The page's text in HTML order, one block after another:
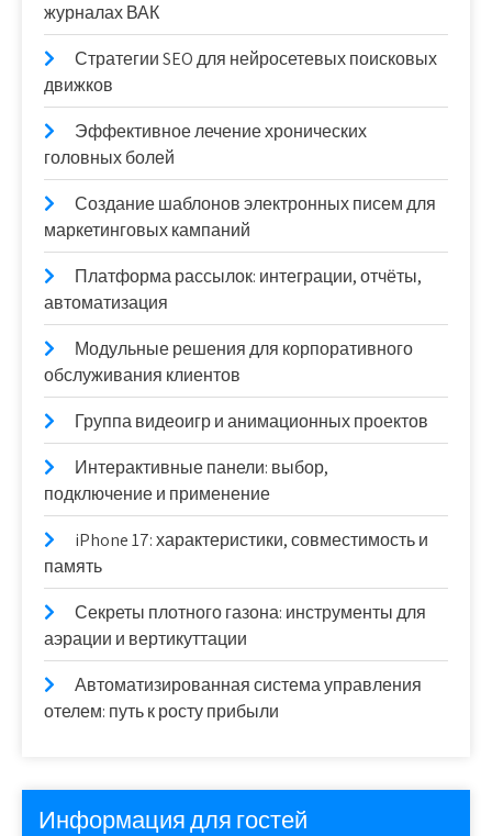
журналах ВАК
Стратегии SEO для нейросетевых поисковых
движков
Эффективное лечение хронических
головных болей
Создание шаблонов электронных писем для
маркетинговых кампаний
Платформа рассылок: интеграции, отчёты,
автоматизация
Модульные решения для корпоративного
обслуживания клиентов
Группа видеоигр и анимационных проектов
Интерактивные панели: выбор,
подключение и применение
iPhone 17: характеристики, совместимость и
память
Секреты плотного газона: инструменты для
аэрации и вертикуттации
Автоматизированная система управления
отелем: путь к росту прибыли
Информация для гостей